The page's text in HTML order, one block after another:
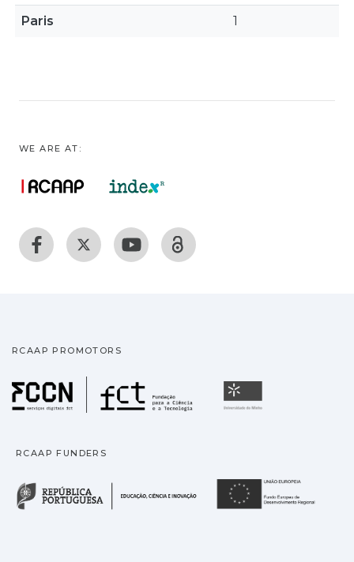
Paris 1
WE ARE AT:
RCAAP PROMOTORS
Fundação para a
RCAAP FUNDERS
República Portuguesa